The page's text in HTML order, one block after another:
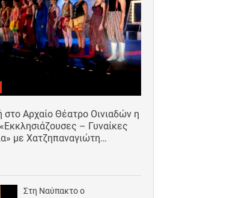
στο Αρχαίο Θέατρο Οινιαδών η
– Γυναίκες
με Χατζηπαναγιώτη…
Στη Ναύπακτο ο